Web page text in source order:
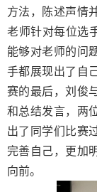
方法，陈述声情
老师针对每位选
能够对老师的问
手都展现出了自
赛的最后，刘俊
和总结发言，两
出了同学们比赛
完善自己，更加
向前。